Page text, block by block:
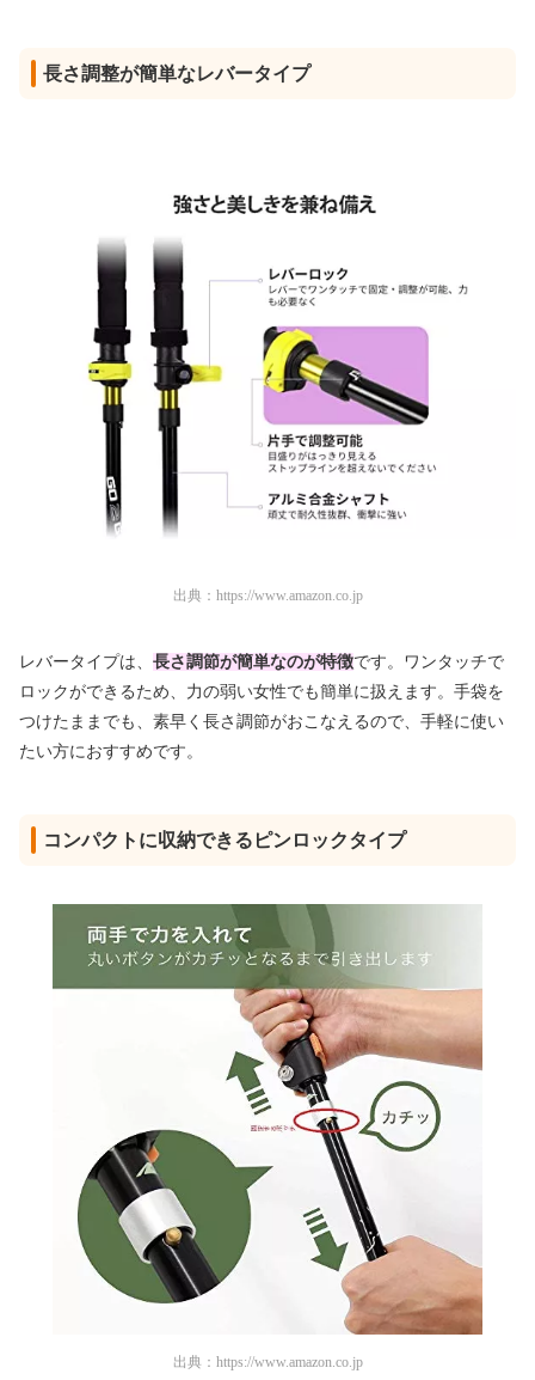
長さ調整が簡単なレバータイプ
出典： https://www.amazon.co.jp
レバータイプは、 長さ調節が簡単なのが特徴です。ワンタッチで
ロックができるため、力の弱い女性でも簡単に扱えます。手袋を
つけたままでも、素早く長さ調節がおこなえるので、手軽に使い
たい方におすすめです。
コンパクトに収納できるピンロックタイプ
出典： https://www.amazon.co.jp